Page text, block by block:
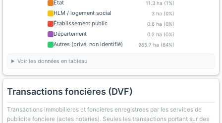
État 11.3 ha (1%)
HLM / logement social 3 ha (0%)
Établissement public 0.6 ha (0%)
Département 0.2 ha (0%)
Autres (privé, non identifié) 965.7 ha (64%)
Voir les données en tableau
Transactions foncières (DVF)
Transactions immobilieres et foncieres enregistrees par les services de
publicite fonciere (actes notaries). Seules les transactions portant sur des